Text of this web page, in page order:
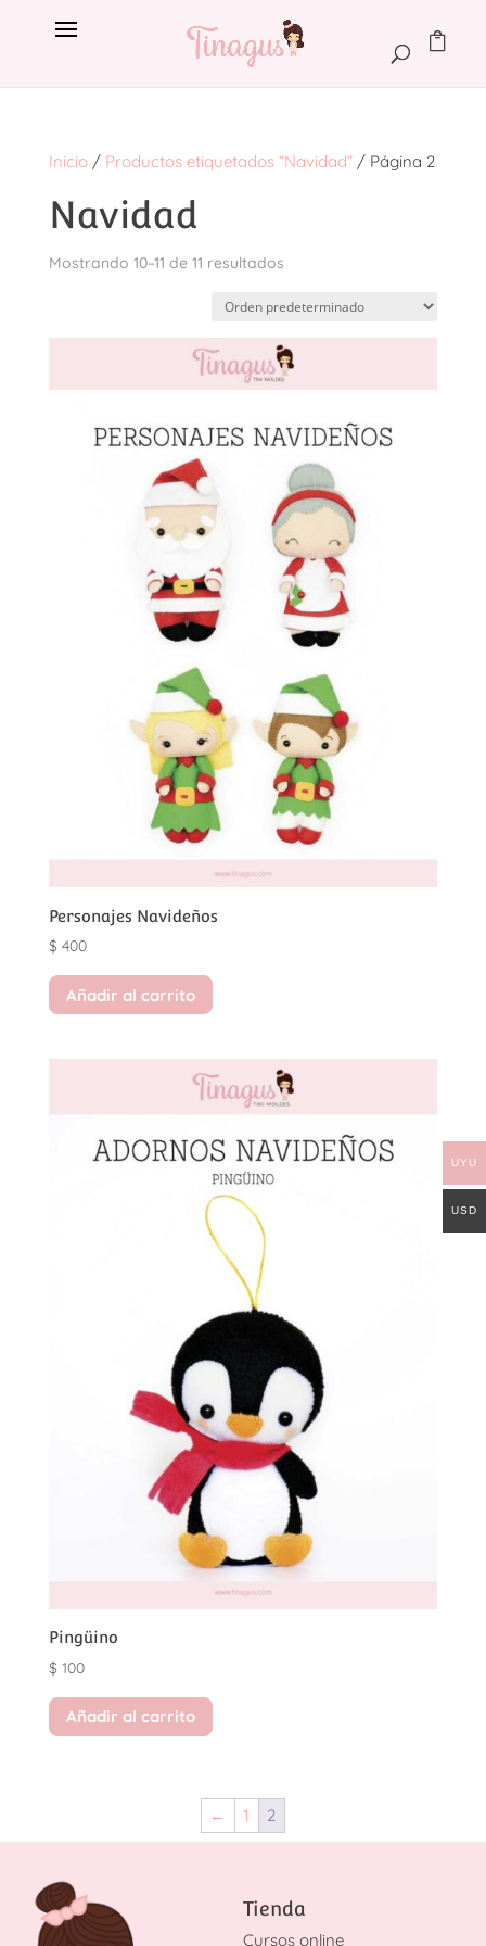
Inicio/ Productos etiquetados “Navidad”/ Página 2
Navidad
Mostrando 10–11 de 11 resultados
Personajes Navideños
$400
Añadir al carrito
Pingüino
$100
Añadir al carrito
← 1 2
Tienda
Cursos online
UYU
USD